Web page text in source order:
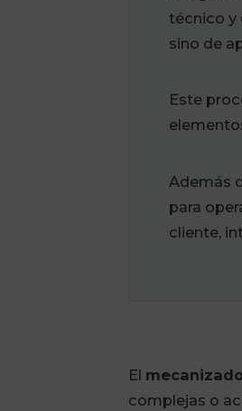
técnico y
sino de
Este
Además
para
cliente,
El
complejas o